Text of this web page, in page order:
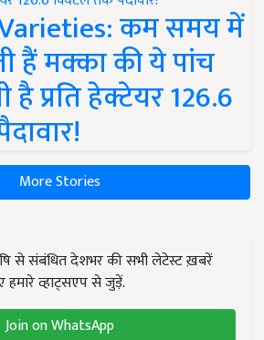
कम समय में
हैं मक्का की ये पांच
है प्रति हेक्टेयर 126.6
More Stories
से संबंधित देशभर की सभी लेटेस्ट ख़बरें
व्हाट्सएप से जुड़ें.
Join on WhatsApp